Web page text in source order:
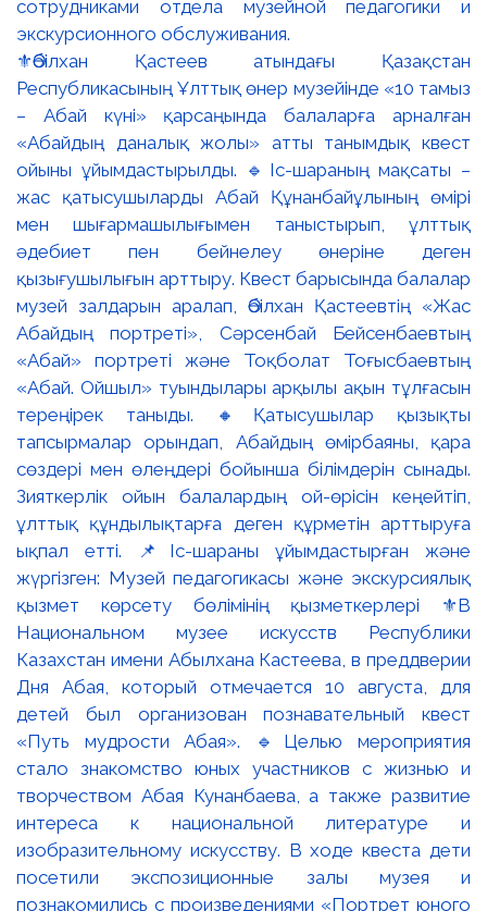
⚜️Әбілхан Қастеев атындағы Қазақстан
Республикасының Ұлттық өнер музейінде «10 тамыз
– Абай күні» қарсаңында балаларға арналған
«Абайдың даналық жолы» атты танымдық квест
ойыны ұйымдастырылды. 🔹Іс-шараның мақсаты –
жас қатысушыларды Абай Құнанбайұлының өмірі
мен шығармашылығымен таныстырып, ұлттық
әдебиет пен бейнелеу өнеріне деген
қызығушылығын арттыру. Квест барысында балалар
музей залдарын аралап, Әбілхан Қастеевтің «Жас
Абайдың портреті», Сәрсенбай Бейсенбаевтың
«Абай» портреті және Тоқболат Тоғысбаевтың
«Абай. Ойшыл» туындылары арқылы ақын тұлғасын
тереңірек таныды. 🔸Қатысушылар қызықты
тапсырмалар орындап, Абайдың өмірбаяны, қара
сөздері мен өлеңдері бойынша білімдерін сынады.
Зияткерлік ойын балалардың ой-өрісін кеңейтіп,
ұлттық құндылықтарға деген құрметін арттыруға
ықпал етті. 📌Іс-шараны ұйымдастырған және
жүргізген: Музей педагогикасы және экскурсиялық
қызмет көрсету бөлімінің қызметкерлері ⚜️В
Национальном музее искусств Республики
Казахстан имени Абылхана Кастеева, в преддверии
Дня Абая, который отмечается 10 августа, для
детей был организован познавательный квест
«Путь мудрости Абая». 🔹Целью мероприятия
стало знакомство юных участников с жизнью и
творчеством Абая Кунанбаева, а также развитие
интереса к национальной литературе и
изобразительному искусству. В ходе квеста дети
посетили экспозиционные залы музея и
познакомились с произведениями «Портрет юного